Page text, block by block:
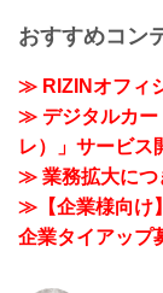
おすすめコン
≫ RIZINオフィ
≫ デジタルカー
レ）」サービス
≫ 業務拡大につ
≫【企業様向け
企業タイアップ